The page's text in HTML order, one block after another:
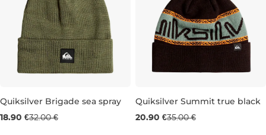
Quiksilver Brigade sea spray
18.90 €32.00 €
Quiksilver Summit true black
20.90 €35.00 €